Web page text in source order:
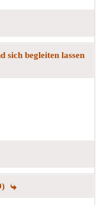
sich begleiten lassen